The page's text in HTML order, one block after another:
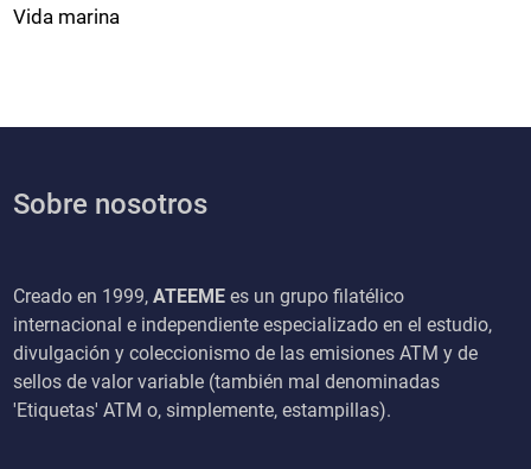
Vida marina
Sobre nosotros
Creado en 1999,ATEEME es un grupo filatélico
internacional e independiente especializado en el estudio,
divulgación y coleccionismo de las emisiones ATM y de
sellos de valor variable (también mal denominadas
'Etiquetas' ATM o, simplemente, estampillas).